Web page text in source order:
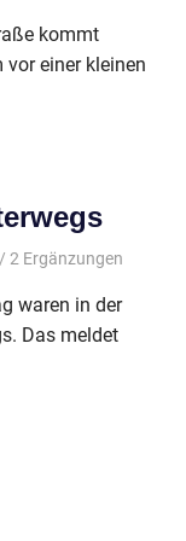
kommt
einer kleinen
/ 2 Ergänzungen
waren in der
Das meldet